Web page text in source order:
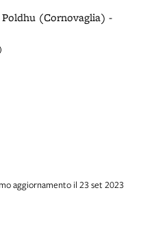
(Cornovaglia) -
aggiornamento il 23 set 2023